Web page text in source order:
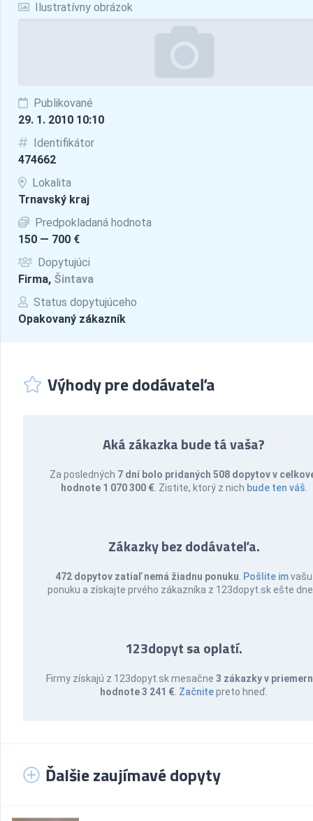
Ilustratívny obrázok
Publikované
29. 1. 2010 10:10
Identifikátor
474662
Lokalita
Trnavský kraj
Predpokladaná hodnota
150 — 700 €
Dopytujúci
Firma, Šintava
Status dopytujúceho
Opakovaný zákazník
Výhody pre dodávateľa
Aká zákazka bude tá vaša?
Za posledných 7 dní bolo pridaných 508 dopytov v
hodnote 1 070 300 € . Zistite, ktorý z nich bude ten váš
Zákazky bez dodávateľa.
472 dopytov zatiaľ nemá žiadnu ponuku Pošlite imvašu
ponuku a získajte prvého zákazníka z 123dopyt.sk ešte
123dopyt sa oplatí.
Firmy získajú z 123dopyt.sk mesačne3 zákazky v
hodnote 3 241 € Začnitepreto hneď.
Ďalšie zaujímavé dopyty